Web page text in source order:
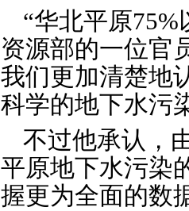
“华北平原
资源部的一位官
我们更加清楚地
科学的地下水污
不过他承认，
平原地下水污染
握更为全面的数